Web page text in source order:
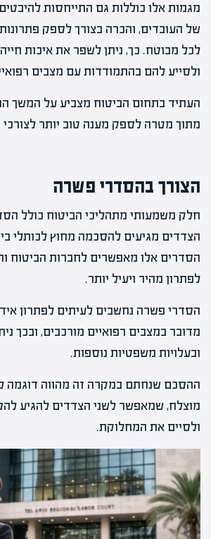
מגמות אלו כוללות גם התייחסות להיבטים
של העובדים, והכרה בצורך לספק
לכל מבוטח. כך, ניתן לשפר את איכות
ולסייע להם בהתמודדות עם מצבים
העתיד בתחום הביטוח מצביע על המשך
מתוך מטרה לספק מענה טוב יותר
הצורך בהסדרי פשרה
חלק משמעותי מתהליכי הביטוח כולל
הצדדים מגיעים להסכמה מחוץ לכותלי
הסדרים אלו מאפשרים לחברות הביטוח
לפתרון מהיר ויעיל יותר.
הסדרי פשרה נחשבים לעיתים לפתרון
מדובר במצבים רפואיים מורכבים, ובכך
ובעלויות משפטיות נוספות.
ההסכם שנחתם במקרה זה מהווה דוגמה
מוצלח, שמאפשר לשני הצדדים להגיע
ולסיים את המחלוקת.